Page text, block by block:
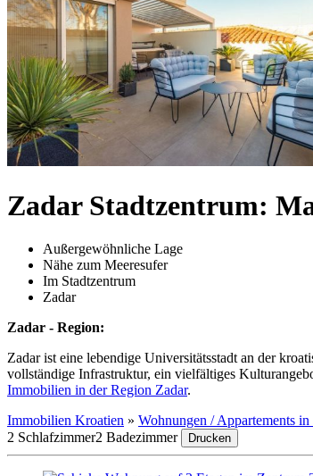
Zadar Stadtzentrum:
Außergewöhnliche Lage
Nähe zum Meeresufer
Im Stadtzentrum
Zadar
Zadar - Region:
Zadar ist eine lebendige Universitätsstadt an der
vollständige Infrastruktur, ein vielfältiges
Immobilien in der Region Zadar.
Immobilien Kroatien » Wohnungen / Appartements
2 Schlafzimmer2 Badezimmer Drucken